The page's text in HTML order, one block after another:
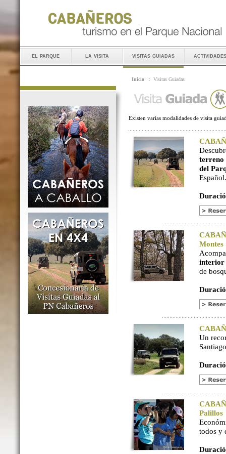
el parque la visita visitas guiadas actividades
Inicio :: Visitas Guiadas
Existen varias modalidades de visita
terreno
del
Español.
Montes
interior
de
Un
Palillos
todos y